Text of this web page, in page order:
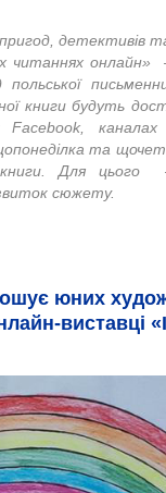
пригод, детективів
читаннях
польської
книги будуть
Facebook,
та
Для цього
сюжету.
юних
виставці